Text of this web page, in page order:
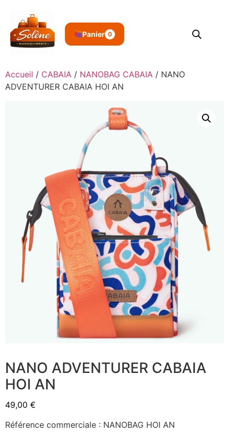
Panier 0
Accueil / CABAIA / NANOBAG CABAIA / NANO
ADVENTURER CABAIA HOI AN
NANO ADVENTURER CABAIA
HOI AN
49,00 €
Référence commerciale : NANOBAG HOI AN